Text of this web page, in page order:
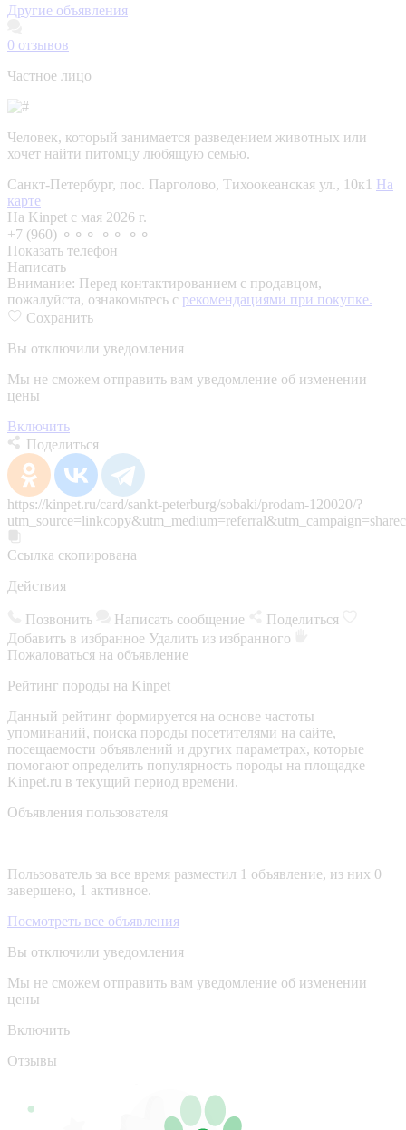
Другие объявления
0 отзывов
Частное лицо
Человек, который занимается разведением животных или
хочет найти питомцу любящую семью.
Санкт-Петербург, пос. Парголово, Тихоокеанская ул., 10к1 На
карте
На Kinpet c мая 2026 г.
+7 (960) ⚬⚬⚬ ⚬⚬ ⚬⚬
Показать телефон
Написать
Внимание: Перед контактированием с продавцом,
пожалуйста, ознакомьтесь с рекомендациями при покупке.
Сохранить
Вы отключили уведомления
Мы не сможем отправить вам уведомление об изменении
цены
Включить
Поделиться
https://kinpet.ru/card/sankt-peterburg/sobaki/prodam-120020/?
Ссылка скопирована
Действия
Позвонить Написать сообщение
Поделиться
Добавить в избранное Удалить из избранного
Пожаловаться на объявление
Рейтинг породы на Kinpet
Данный рейтинг формируется на основе частоты
упоминаний, поиска породы посетителями на сайте,
посещаемости объявлений и других параметрах, которые
помогают определить популярность породы на площадке
Kinpet.ru в текущий период времени.
Объявления пользователя
Пользователь за все время разместил 1 объявление, из них 0
завершено, 1 активное.
Посмотреть все объявления
Вы отключили уведомления
Мы не сможем отправить вам уведомление об изменении
цены
Включить
Отзывы